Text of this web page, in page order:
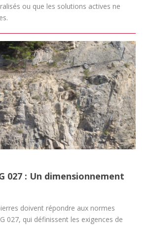
ou que les solutions actives ne
027 : Un dimensionnement
doivent répondre aux normes
027, qui définissent les exigences de